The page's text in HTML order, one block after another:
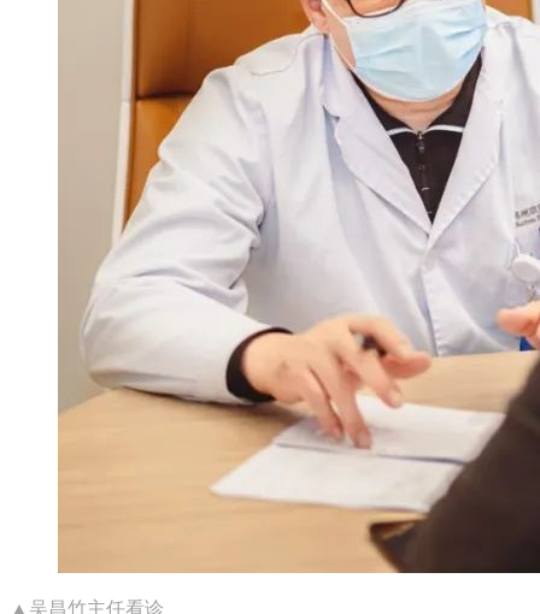
▲吴昌竹主任看诊